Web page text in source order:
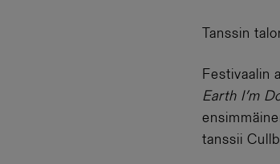
Tanssin
Festivaalin
Earth I’m
tanssii